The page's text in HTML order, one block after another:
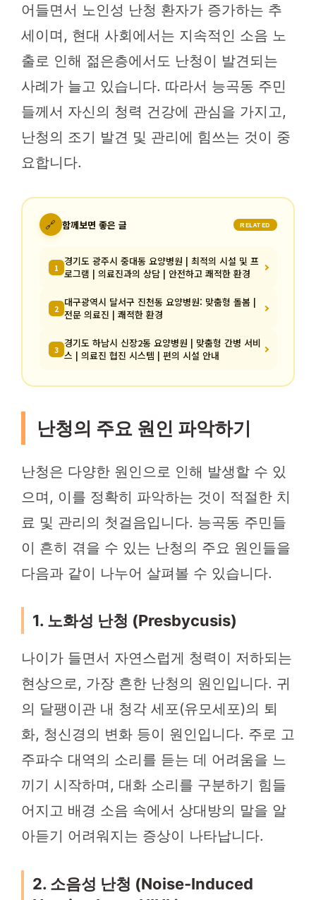
어들면서 노인성 난청 환자가 증가하는 추
세이며, 현대 사회에서는 지속적인 소음 노
출로 인해 젊은층에서도 난청이 발견되는
사례가 늘고 있습니다. 따라서 능곡동 주민
들께서 자신의 청력 건강에 관심을 가지고,
난청의 조기 발견 및 관리에 힘쓰는 것이 중
요합니다.
🔗 함께보면 좋은 글 RELATED
1 경기도 광주시 중대동 요양병원 | 최적의 시설 및 프
로그램 | 의료진과의 상담 | 안전하고 쾌적한 환경
2 대구광역시 달서구 진천동 요양병원: 맞춤형 돌봄 |
전문 의료진 | 쾌적한 환경
3 경기도 하남시 신장2동 요양병원 | 맞춤형 간병 서비
스 | 의료진 협진 시스템 | 편의 시설 안내
난청의 주요 원인 파악하기
난청은 다양한 원인으로 인해 발생할 수 있
으며, 이를 정확히 파악하는 것이 적절한 치
료 및 관리의 첫걸음입니다. 능곡동 주민들
이 흔히 겪을 수 있는 난청의 주요 원인들을
다음과 같이 나누어 살펴볼 수 있습니다.
1. 노화성 난청 (Presbycusis)
나이가 들면서 자연스럽게 청력이 저하되는
현상으로, 가장 흔한 난청의 원인입니다. 귀
의 달팽이관 내 청각 세포(유모세포)의 퇴
화, 청신경의 변화 등이 원인입니다. 주로 고
주파수 대역의 소리를 듣는 데 어려움을 느
끼기 시작하며, 대화 소리를 구분하기 힘들
어지고 배경 소음 속에서 상대방의 말을 알
아듣기 어려워지는 증상이 나타납니다.
2. 소음성 난청 (Noise-Induced